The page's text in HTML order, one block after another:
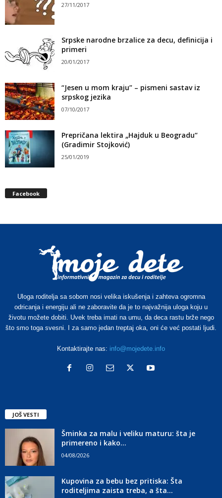
27/11/2017
Srpske narodne brzalice za decu, definicija i
primeri
20/01/2017
“Jesen u mom kraju” – pismeni sastav iz
srpskog jezika
07/10/2017
Prepričana lektira „Hajduk u Beogradu“
(Gradimir Stojković)
25/01/2019
Facebook
Uloga roditelja sa sobom nosi velika iskušenja i zahteva ogromna
odricanja i energiju ali ne zaboravite da je to najvažnija uloga koju u
životu možete dobiti. Uvek treba imati na umu, da deca rastu brže nego
što smo toga svesni. I za samo jedan treptaj oka, oni će već postati ljudi.
Kontaktirajte nas: info@mojedete.info
JOŠ VESTI
Šminka za malu i veliku maturu: šta je
primereno i kako...
04/08/2026
Kupovina za bebu bez pritiska: Šta
roditeljima zaista treba, a šta...